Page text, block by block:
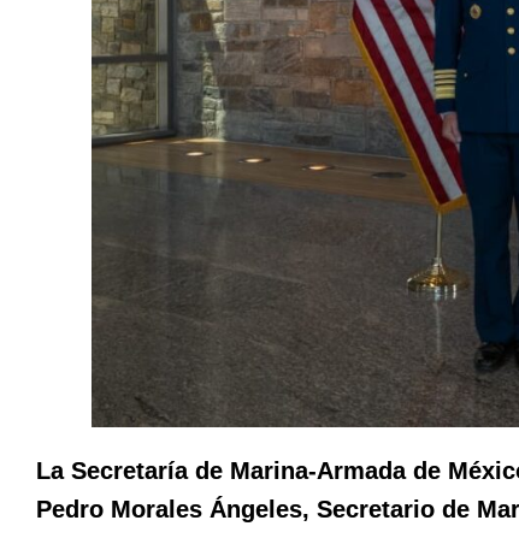
La Secretaría de Marina-Armada de
Pedro Morales Ángeles, Secretario de